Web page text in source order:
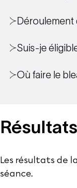
Déroulement
Suis-je
Où faire le
Les résultats de
séance.